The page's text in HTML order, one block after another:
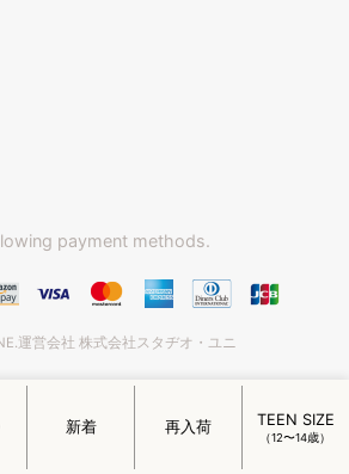
新着 再入荷 TEEN SIZE
（12〜14歳）
payment methods.
運営会社 株式会社スタヂオ・ユニ